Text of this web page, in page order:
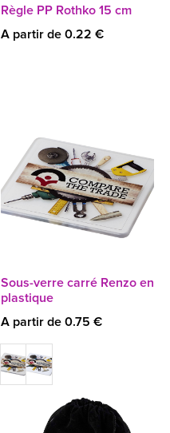
Règle PP Rothko 15 cm
A partir de 0.22 €
Sous-verre carré Renzo en
plastique
A partir de 0.75 €